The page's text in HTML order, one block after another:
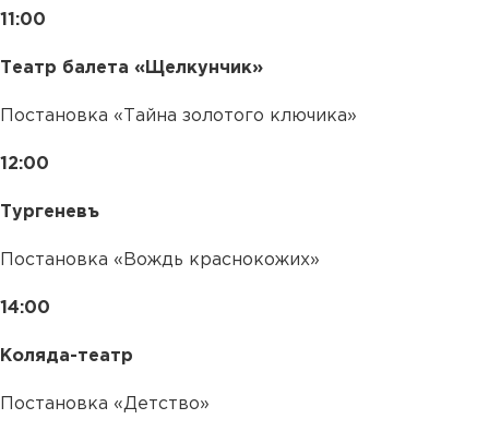
11:00
Театр балета «Щелкунчик»
Постановка «Тайна золотого ключика»
12:00
Тургеневъ
Постановка «Вождь краснокожих»
14:00
Коляда-театр
Постановка «Детство»